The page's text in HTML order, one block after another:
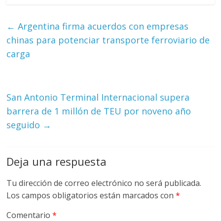
U
A
S
← Argentina firma acuerdos con empresas
chinas para potenciar transporte ferroviario de
carga
San Antonio Terminal Internacional supera
barrera de 1 millón de TEU por noveno año
seguido →
Deja una respuesta
Tu dirección de correo electrónico no será publicada.
Los campos obligatorios están marcados con*
Comentario*